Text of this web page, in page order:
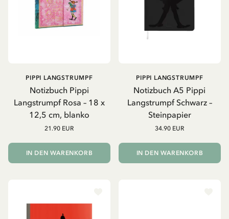
Notizbuch Pippi
Langstrumpf Rosa – 18 x
12,5 cm, blanko
PIPPI LANGSTRUMPF
21.90 EUR
IN DEN WARENKORB
Notizbuch A5 Pippi
Langstrumpf Schwarz –
Steinpapier
PIPPI LANGSTRUMPF
34.90 EUR
IN DEN WARENKORB